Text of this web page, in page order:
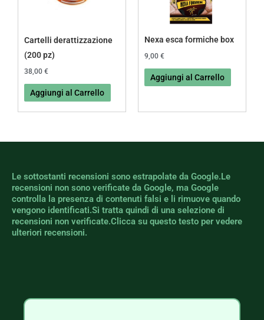
Cartelli derattizzazione
(200 pz)
38,00 €
Aggiungi al Carrello
Nexa esca formiche box
9,00 €
Aggiungi al Carrello
Le sottostanti recensioni sono estrapolate da Google.Le
recensioni non sono verificate da Google, ma Google
controlla la presenza di contenuti falsi e li rimuove quando
vengono identificati.Si tratta quindi di una selezione di
recensioni non verificate.Clicca su questo testo per vedere
ulteriori recensioni.